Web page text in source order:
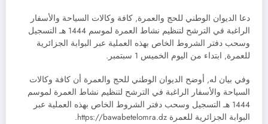
دعا الديوان الوطني للحج والعمرة, كافة وكالات السياحة والأسفار
الراغبة في الترشح لتنظيم نشاط العمرة لموسم 1444 هـ التسجيل
وسحب دفتر الشروط الخاص بهذه العملية عبر البوابة الجزائرية
للعمرة, ابتداء من اليوم الخميس 1 سبتمبر.
وفي بيان له, أوضح الديوان الوطني للحج والعمرة أن كافة وكالات
السياحة والأسفار الراغبة في الترشح لتنظيم نشاط العمرة لموسم
1444 هـ التسجيل وسحب دفتر الشروط الخاص بهذه العملية عبر
البوابة الجزائرية للعمرة https://bawabetelomra.dz.